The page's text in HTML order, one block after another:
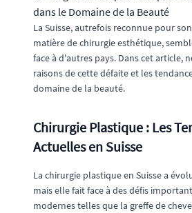
dans le Domaine de la Beauté
La Suisse, autrefois reconnue pour
matière de chirurgie esthétique,
face à d'autres pays. Dans cet article,
raisons de cette défaite et les
domaine de la beauté.
Chirurgie Plastique : Les
Actuelles en Suisse
La chirurgie plastique en Suisse a
mais elle fait face à des défis
modernes telles que la greffe de